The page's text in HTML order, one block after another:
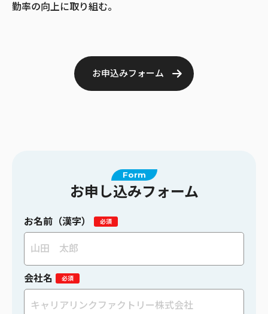
勤率の向上に取り組む。
お申込みフォーム
Form
お申し込みフォーム
お名前（漢字）
会社名